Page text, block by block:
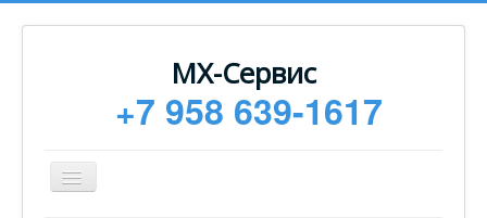
МХ-Сервис
+7 958 639-1617
Toggle
Navigation